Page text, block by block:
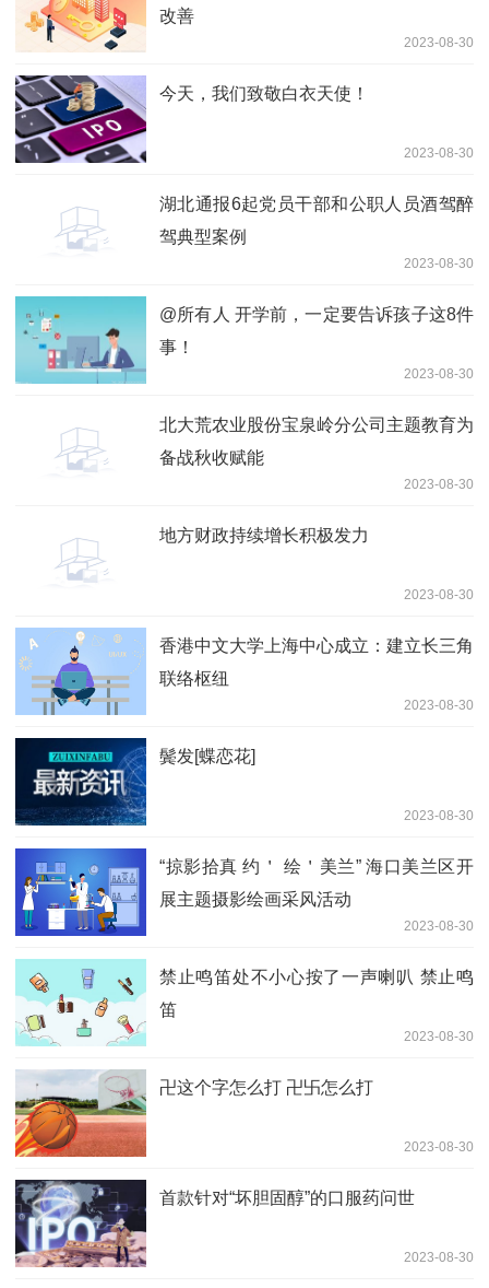
改善
2023-08-30
今天，我们致敬白衣天使！
2023-08-30
湖北通报6起党员干部和公职人员酒驾醉
驾典型案例
2023-08-30
@所有人 开学前，一定要告诉孩子这8件
事！
2023-08-30
北大荒农业股份宝泉岭分公司主题教育为
备战秋收赋能
2023-08-30
地方财政持续增长积极发力
2023-08-30
香港中文大学上海中心成立：建立长三角
联络枢纽
2023-08-30
鬓发[蝶恋花]
2023-08-30
“掠影拾真 约＇ 绘＇美兰” 海口美兰区开
展主题摄影绘画采风活动
2023-08-30
禁止鸣笛处不小心按了一声喇叭 禁止鸣
笛
2023-08-30
卍这个字怎么打 卍卐怎么打
2023-08-30
首款针对“坏胆固醇”的口服药问世
2023-08-30